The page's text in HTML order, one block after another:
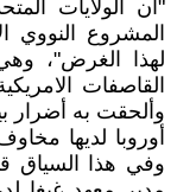
"أن الولايات
المشروع النووي
لهذا الغرض"،
القاصفات
وألحقت به أضرار
أوروبا لديها
وفي هذا السياق